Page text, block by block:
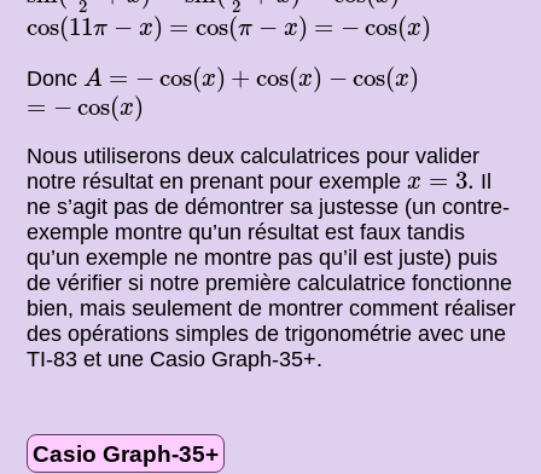
2 2
cos(11π − x) = cos(π − x) = − cos(x)
cos(11 x )= (π− −cos )
Donc A
A = − cos(x) + cos(x) − cos(x)
x + cos )− cos
= − cos(x)
= −cos( x
Nous utiliserons deux calculatrices pour valider
notre résultat en prenant pour exemplex = 3.
x=3.
Il
ne s’agit pas de démontrer sa justesse (un contre-
exemple montre qu’un résultat est faux tandis
qu’un exemple ne montre pas qu’il est juste) puis
de vérifier si notre première calculatrice fonctionne
bien, mais seulement de montrer comment réaliser
des opérations simples de trigonométrie avec une
TI-83 et une Casio Graph-35+.
Casio Graph-35+